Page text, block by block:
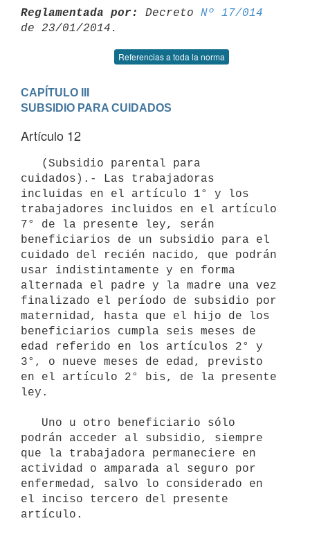
Reglamentada por: Decreto Nº 17/014
Referencias a toda la norma
CAPÍTULO III
SUBSIDIO PARA CUIDADOS
Artículo 12
cuidados).- Las trabajadoras
incluidas en el artículo 1° y los
trabajadores incluidos en el artículo
7° de la presente ley, serán
beneficiarios de un subsidio para el
cuidado del recién nacido, que podrán
usar indistintamente y en forma
alternada el padre y la madre una vez
finalizado el período de subsidio por
maternidad, hasta que el hijo de los
beneficiarios cumpla seis meses de
edad referido en los artículos 2° y
3°, o nueve meses de edad, previsto
en el artículo 2° bis, de la presente
ley.
podrán acceder al subsidio, siempre
que la trabajadora permaneciere en
actividad o amparada al seguro por
enfermedad, salvo lo considerado en
el inciso tercero del presente
artículo.